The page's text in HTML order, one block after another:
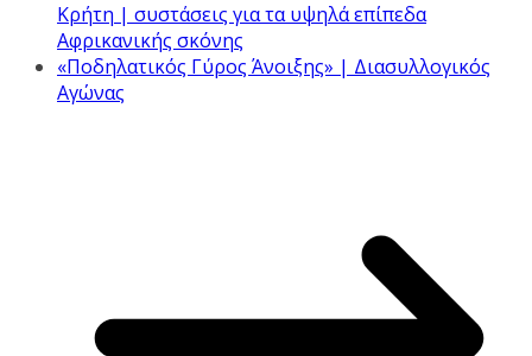
Κρήτη | συστάσεις για τα υψηλά επίπεδα
Αφρικανικής σκόνης
«Ποδηλατικός Γύρος Άνοιξης» | Διασυλλογικός
Αγώνας